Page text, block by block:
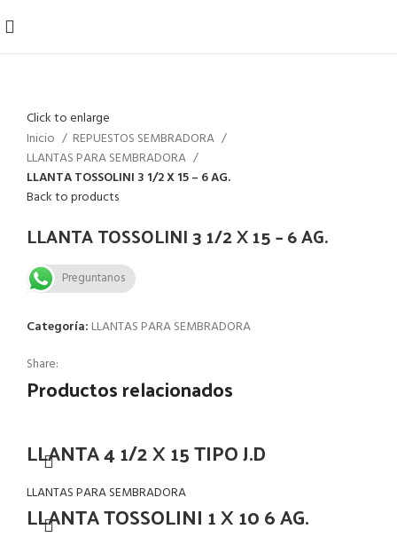
Click to enlarge
Inicio
REPUESTOS SEMBRADORA
LLANTAS PARA SEMBRADORA
LLANTA TOSSOLINI 3 1/2 X 15 – 6 AG.
Back to products
LLANTA TOSSOLINI 3 1/2 X 15 – 6 AG.
Preguntanos
Categoría: LLANTAS PARA SEMBRADORA
Share:
Productos relacionados
LLANTA 4 1/2 X 15 TIPO J.D
LLANTAS PARA SEMBRADORA
LLANTA TOSSOLINI 1 X 10 6 AG.